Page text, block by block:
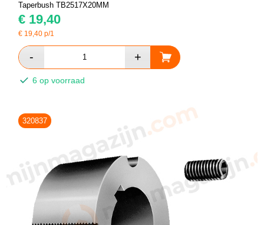
Taperbush TB2517X20MM
€ 19,40
€ 19,40 p/1
6 op voorraad
320837